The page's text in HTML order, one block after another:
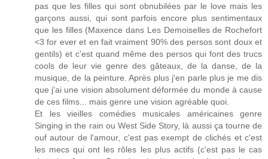
pas que les filles qui sont obnubilées par le love mais les
garçons aussi, qui sont parfois encore plus sentimentaux
que les filles (Maxence dans Les Demoiselles de Rochefort
<3 for ever et en fait vraiment 90% des persos sont doux et
gentils) et c'est quand même des persos qui font des trucs
cools de leur vie genre des gâteaux, de la danse, de la
musique, de la peinture. Après plus j'en parle plus je me dis
que j'ai une vision absolument déformée du monde à cause
de ces films... mais genre une vision agréable quoi.
Et les vieilles comédies musicales américaines genre
Singing in the rain ou West Side Story, là aussi ça tourne de
ouf autour de l'amour, c'est pas exempt de clichés et c'est
les mecs qui ont les rôles les plus actifs (c'est pas le cas